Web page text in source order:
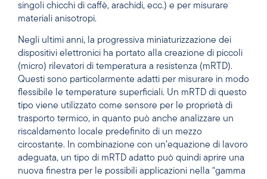
singoli chicchi di caffè, arachidi, ecc.) e per misurare
materiali anisotropi.
Negli ultimi anni, la progressiva miniaturizzazione dei
dispositivi elettronici ha portato alla creazione di piccoli
(micro) rilevatori di temperatura a resistenza (mRTD).
Questi sono particolarmente adatti per misurare in modo
flessibile le temperature superficiali. Un mRTD di questo
tipo viene utilizzato come sensore per le proprietà di
trasporto termico, in quanto può anche analizzare un
riscaldamento locale predefinito di un mezzo
circostante. In combinazione con un’equazione di lavoro
adeguata, un tipo di mRTD adatto può quindi aprire una
nuova finestra per le possibili applicazioni nella “gamma